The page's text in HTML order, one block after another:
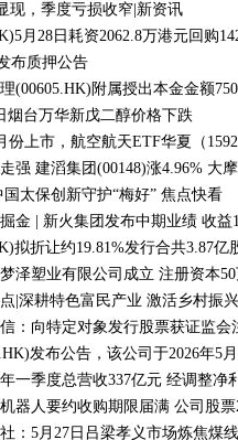
现，季度亏损收窄|新资讯
月28日耗资2062.8万港元回购
布质押公告
(00605.HK)附属授出本金金额
烟台万华新戊二醇价格下跌
份上市，航空航天ETF华夏（
强 建滔集团(00148)涨4.96% 大
太保创新守护“梅好” 焦点快看
金 | 新火集团发布中期业绩 收益
拟折让约19.81%发行合共3.87
泽塑业有限公司成立 注册资本
|深耕特色富民产业 激活乡村振
：向特定对象发行股票获证监会
发布公告，该公司于2026年5
一季度总营收337亿元 经调整净
器人要约收购期限届满 公司股
：5月27日吕梁孝义市场炼焦煤